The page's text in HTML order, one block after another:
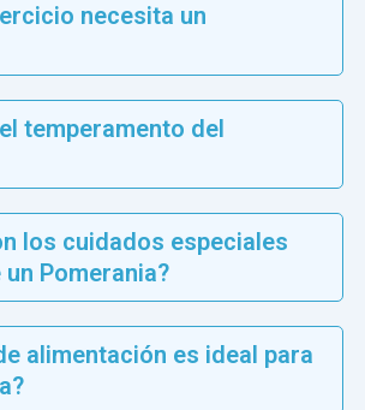
necesita un
temperamento del
los cuidados especiales
Pomerania?
alimentación es ideal para